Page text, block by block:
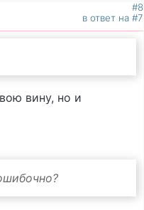
#8
в ответ на #7
вину, но и